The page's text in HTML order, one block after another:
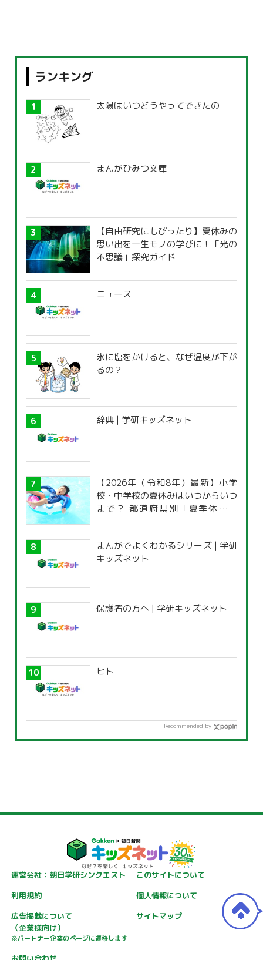
ランキング
太陽はいつどうやってできたの
まんがひみつ文庫
【自由研究にもぴったり】夏休みの
思い出を一生モノの学びに！「光の
不思議」探究ガイド
ニュース
氷に塩をかけると、なぜ温度が下が
るの？
辞典 | 学研キッズネット
【2026年（令和8年）最新】小学
校・中学校の夏休みはいつからいつ
まで？ 都道府県別「夏季休暇一
まんがでよくわかるシリーズ | 学研
キッズネット
保護者の方へ | 学研キッズネット
ヒト
Recommended by
運営会社：朝日学研シンクエスト
このサイトについて
利用規約
個人情報について
広告掲載について
（企業様向け）
※パートナー企業のページに遷移します
サイトマップ